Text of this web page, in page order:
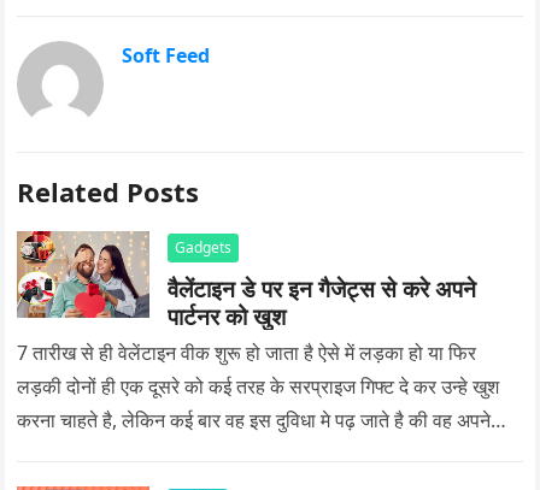
Soft Feed
Related Posts
Gadgets
वैलेंटाइन डे पर इन गैजेट्स से करे अपने
पार्टनर को खुश
7 तारीख से ही वेलेंटाइन वीक शुरू हो जाता है ऐसे में लड़का हो या फिर
लड़की दोनों ही एक दूसरे को कई तरह के सरप्राइज गिफ्ट दे कर उन्हे खुश
करना चाहते है, लेकिन कई बार वह इस दुविधा मे पढ़ जाते है की वह अपने